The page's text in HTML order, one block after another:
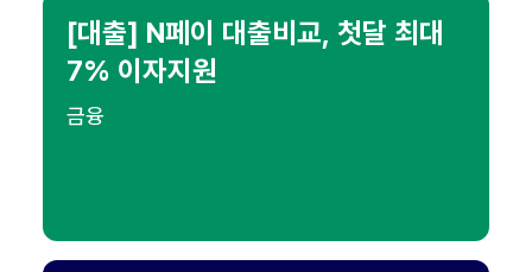
[대출] N페이 대출비교, 첫달 최대
7% 이자지원
금융